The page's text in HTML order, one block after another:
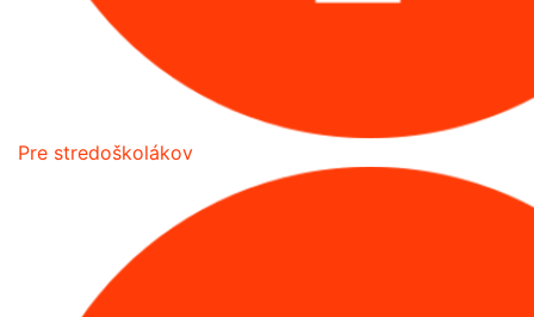
Pre stredoškolákov